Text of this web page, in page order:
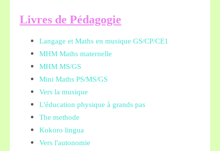
Livres de Pédagogie
Langage et Maths en musique GS/CP/CE1
MHM Maths maternelle
MHM MS/GS
Mini Maths PS/MS/GS
Vers la musique
L'éducation physique à grands pas
The methode
Kokoro lingua
Vers l'autonomie